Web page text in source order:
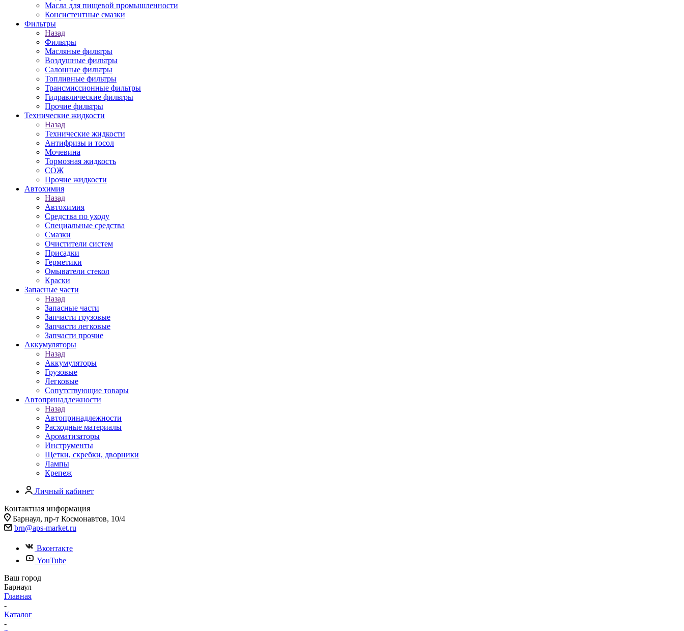
Масла для пищевой промышленности
Консистентные смазки
Фильтры
Назад
Фильтры
Масляные фильтры
Воздушные фильтры
Салонные фильтры
Топливные фильтры
Трансмиссионные фильтры
Гидравлические фильтры
Прочие фильтры
Технические жидкости
Назад
Технические жидкости
Антифризы и тосол
Мочевина
Тормозная жидкость
СОЖ
Прочие жидкости
Автохимия
Назад
Автохимия
Средства по уходу
Специальные средства
Смазки
Очистители систем
Присадки
Герметики
Омыватели стекол
Краски
Запасные части
Назад
Запасные части
Запчасти грузовые
Запчасти легковые
Запчасти прочие
Аккумуляторы
Назад
Аккумуляторы
Грузовые
Легковые
Сопутствующие товары
Автопринадлежности
Назад
Автопринадлежности
Расходные материалы
Ароматизаторы
Инструменты
Щетки, скребки, дворники
Лампы
Крепеж
Личный кабинет
Контактная информация
Барнаул, пр-т Космонавтов, 10/4
brn@aps-market.ru
Вконтакте
YouTube
Ваш город
Барнаул
Главная
-
Каталог
-